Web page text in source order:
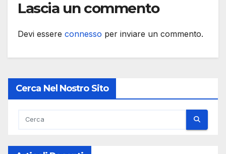
Lascia un commento
Devi essere connesso per inviare un commento.
Cerca Nel Nostro Sito